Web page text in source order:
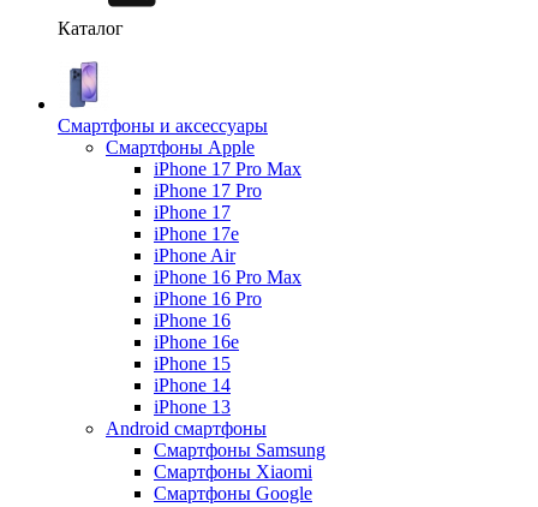
Каталог
Смартфоны и аксессуары
Смартфоны Apple
iPhone 17 Pro Max
iPhone 17 Pro
iPhone 17
iPhone 17e
iPhone Air
iPhone 16 Pro Max
iPhone 16 Pro
iPhone 16
iPhone 16e
iPhone 15
iPhone 14
iPhone 13
Android cмартфоны
Смартфоны Samsung
Смартфоны Xiaomi
Смартфоны Google